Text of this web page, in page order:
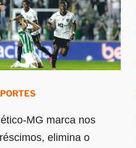
MG marca nos
elimina o